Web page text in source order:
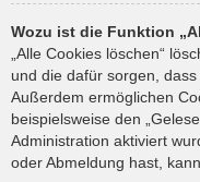
Wozu ist die Funktion
„Alle Cookies löschen“
und die dafür sorgen,
Außerdem ermöglichen
beispielsweise den
Administration aktiviert
oder Abmeldung hast,